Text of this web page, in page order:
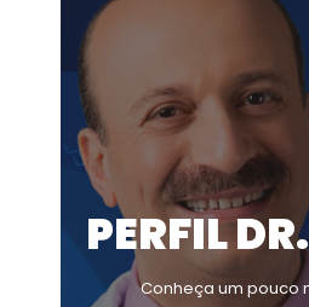
PERFIL
Conheça um pouco